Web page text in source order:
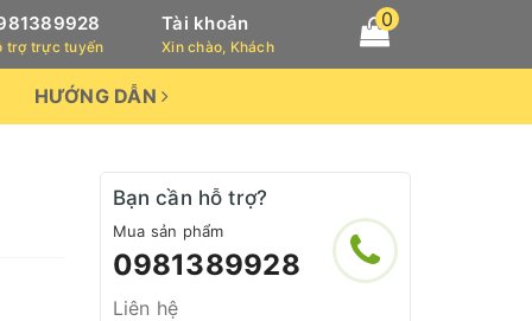
trợ trực tuyến
Tài khoản
Xin chào, Khách
0
HƯỚNG DẪN
Bạn cần hỗ trợ?
Mua sản phẩm
0981389928
Liên hệ